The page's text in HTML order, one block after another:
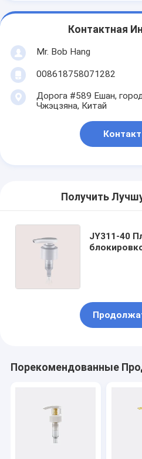
Контактная
Mr. Bob Hang
008618758071282
Дорога #589 Ешан,
Чжэцзяна, Китай
Контакт
Получить
JY311-40
Порекомендованные